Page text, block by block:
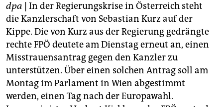
fragen & hilfe
unterstützen
abo
genossenschaft
epaper login
dpa | In der Regierungskrise in Österreich steht
die Kanzlerschaft von Sebastian Kurz auf der
Kippe. Die von Kurz aus der Regierung gedrängte
rechte FPÖ deutete am Dienstag erneut an, einen
Misstrauensantrag gegen den Kanzler zu
unterstützen. Über einen solchen Antrag soll am
Montag im Parlament in Wien abgestimmt
werden, einen Tag nach der Europawahl.